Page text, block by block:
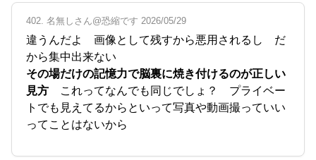
402. 名無しさん@恐縮です 2026/05/29
違うんだよ 画像として残すから悪用されるし だ
から集中出来ない
その場だけの記憶力で脳裏に焼き付けるのが正しい
見方 これってなんでも同じでしょ？ プライベー
トでも見えてるからといって写真や動画撮っていい
ってことはないから